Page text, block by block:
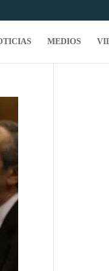
MEDIOS